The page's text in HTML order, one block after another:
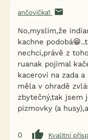
ančovička1
No,myslim,že
kachne
nechci,právě z
ruanak pojimal
kacerovi na zada
měla v ohradě
zbytečný,tak jsem
pizmovky (a
0
Kvalitní